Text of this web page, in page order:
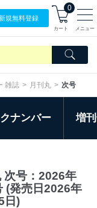
新規無料登録
0
カート メニュー
雑誌 月刊丸 次号
ナンバー 増
次号：2026年
(発売日2026年
日)